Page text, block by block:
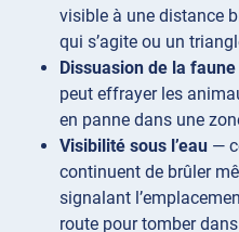
visible à une distance
qui s’agite ou un
Dissuasion de la
peut effrayer les
en panne dans une
Visibilité sous l’eau —
continuent de brûler
signalant
route pour tomber